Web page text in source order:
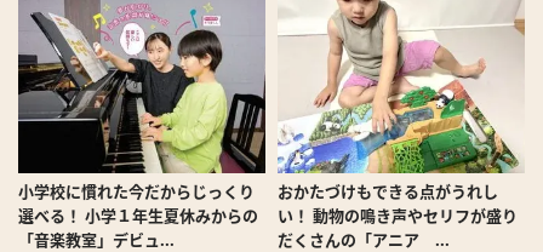
小学校に慣れた今だからじっくり
選べる！ 小学１年生夏休みからの
「音楽教室」デビュ...
おかたづけもできる点がうれし
い！ 動物の鳴き声やセリフが盛り
だくさんの「アニア ...